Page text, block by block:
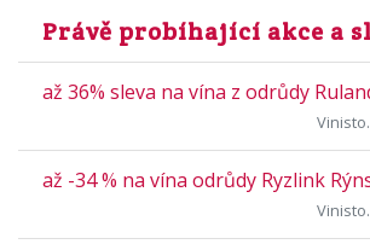
Právě probíhající akce a
až 36% sleva na vína z odrůdy
až -34 % na vína odrůdy Ryzlink